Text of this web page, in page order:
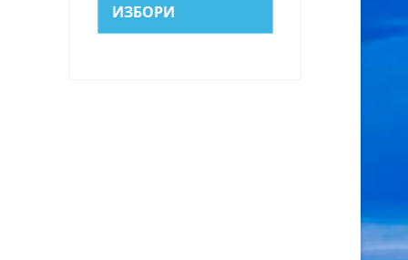
ИЗБОРИ